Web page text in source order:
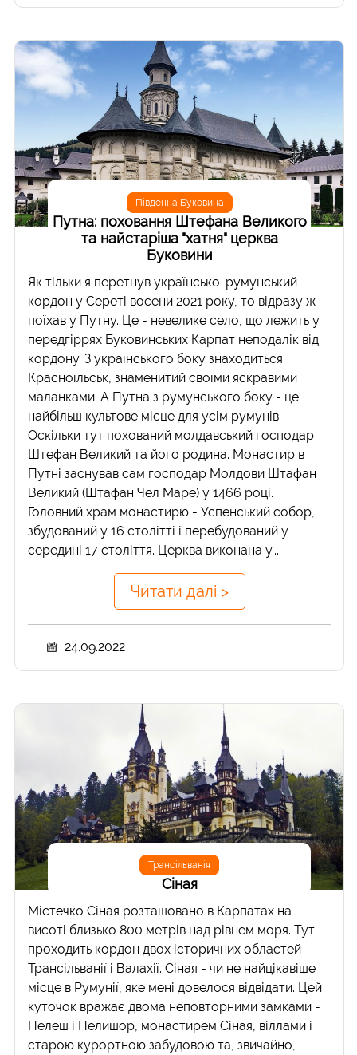
Південна Буковина
Путна: поховання Штефана Великого
та найстаріша "хатня" церква
Буковини
Як тільки я перетнув українсько-румунський
кордон у Сереті восени 2021 року, то відразу ж
поїхав у Путну. Це - невелике село, що лежить у
передгіррях Буковинських Карпат неподалік від
кордону. З українського боку знаходиться
Красноїльськ, знаменитий своїми яскравими
маланками. А Путна з румунського боку - це
найбільш культове місце для усім румунів.
Оскільки тут похований молдавський господар
Штефан Великий та його родина. Монастир в
Путні заснував сам господар Молдови Штафан
Великий (Штафан Чел Маре) у 1466 році.
Головний храм монастирю - Успенський собор,
збудований у 16 столітті і перебудований у
середині 17 століття. Церква виконана у...
Читати далі >
24.09.2022
Трансільванія
Сіная
Містечко Сіная розташовано в Карпатах на
висоті близько 800 метрів над рівнем моря. Тут
проходить кордон двох історичних областей -
Трансільванії і Валахії. Сіная - чи не найцікавіше
місце в Румунії, яке мені довелося відвідати. Цей
куточок вражає двома неповторними замками -
Пелеш і Пелишор, монастирем Сіная, віллами і
старою курортною забудовою та, звичайно,